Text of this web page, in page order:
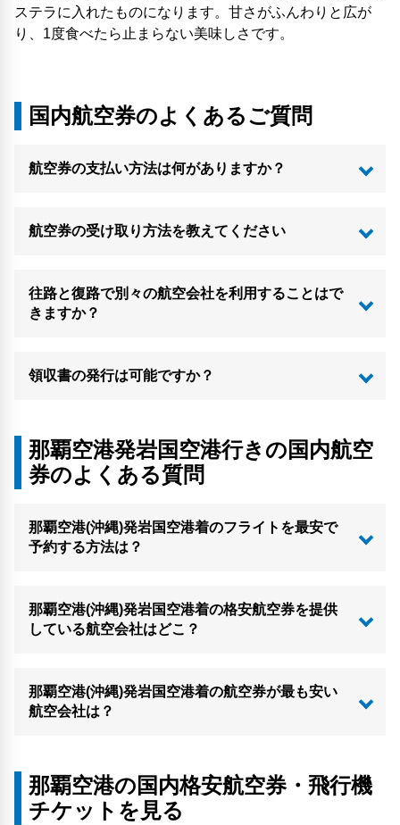
ステラに入れたものになります。甘さがふんわりと広が
り、1度食べたら止まらない美味しさです。
国内航空券のよくあるご質問
航空券の支払い方法は何がありますか？
航空券の受け取り方法を教えてください
往路と復路で別々の航空会社を利用することはで
きますか？
領収書の発行は可能ですか？
那覇空港発岩国空港行きの国内航空
券のよくある質問
那覇空港(沖縄)発岩国空港着のフライトを最安で
予約する方法は？
那覇空港(沖縄)発岩国空港着の格安航空券を提供
している航空会社はどこ？
那覇空港(沖縄)発岩国空港着の航空券が最も安い
航空会社は？
那覇空港の国内格安航空券・飛行機
チケットを見る